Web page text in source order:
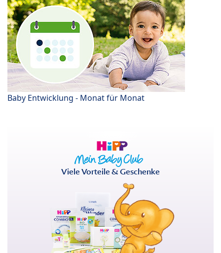
Baby Entwicklung - Monat für Monat
Viele Vorteile & Geschenke